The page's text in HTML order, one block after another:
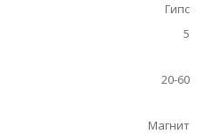
Гипс
5
20-60
Магнит